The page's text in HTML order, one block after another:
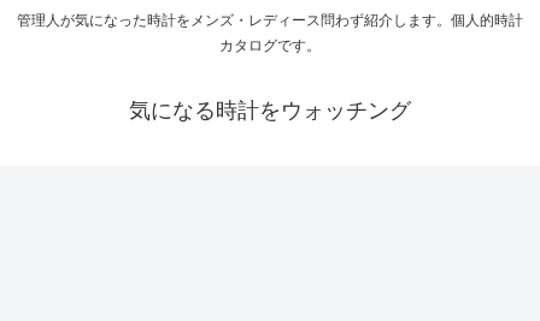
管理人が気になった時計をメンズ・レディース問わず紹介します。個人的時計
カタログです。
気になる時計をウォッチング